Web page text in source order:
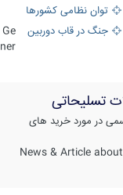
توان نظامی کشورها
جنگ در قاب دوربین
Ge
ner
تسلیحاتی
در مورد خرید های
News & Article